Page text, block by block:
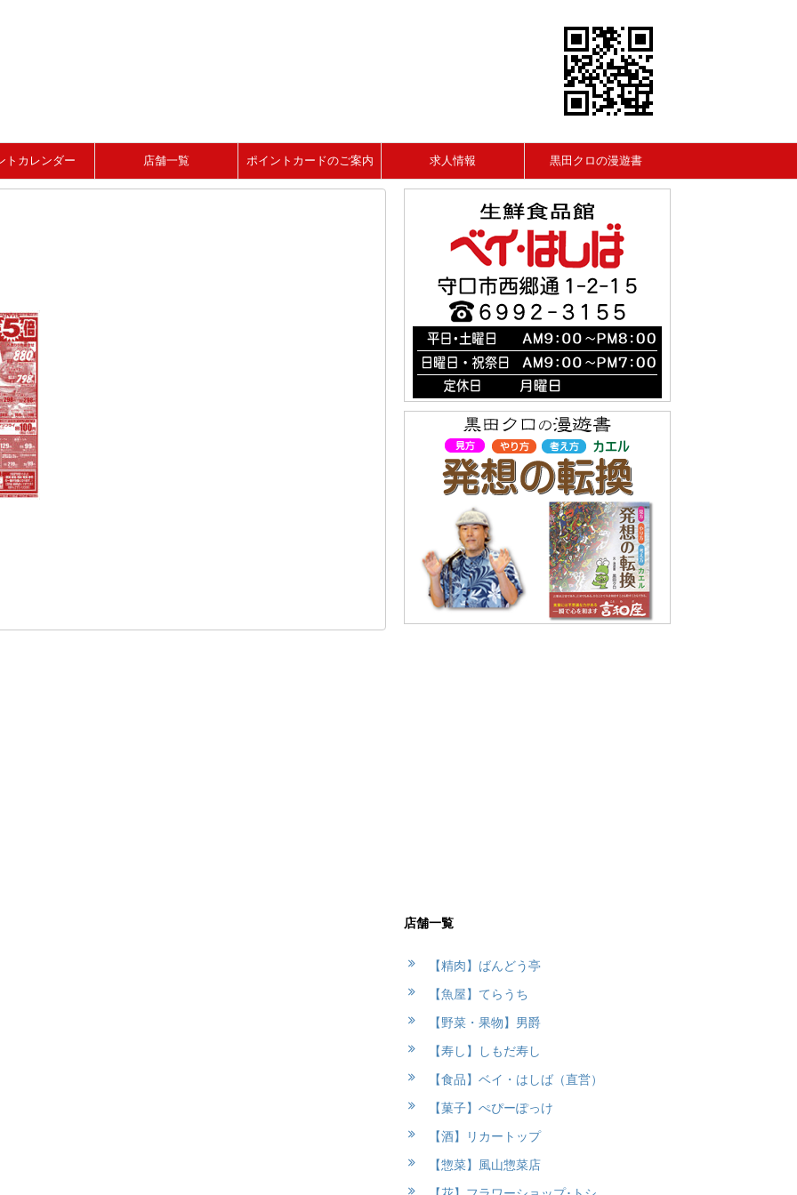
トカレンダー 店舗一覧 ポイントカードのご案内 求人情報 黒田クロの漫遊書
店舗一覧
【精肉】ばんどう亭
【魚屋】てらうち
【野菜・果物】男爵
【寿し】しもだ寿し
【食品】ベイ・はしば（直営）
【菓子】ぺぴーぽっけ
【酒】リカートップ
【惣菜】風山惣菜店